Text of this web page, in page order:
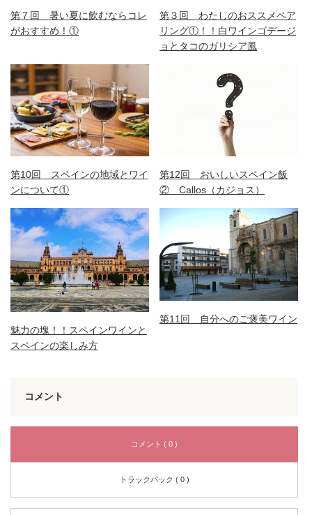
第７回 暑い夏に飲むならコレ
がおすすめ！①
第３回 わたしのおススメペア
リング①！！白ワインゴデージ
ョとタコのガリシア風
第10回 スペインの地域とワイ
ンについて①
第12回 おいしいスペイン飯
② Callos（カジョス）
魅力の塊！！スペインワインと
スペインの楽しみ方
第11回 自分へのご褒美ワイン
コメント
コメント ( 0 )
トラックバック ( 0 )